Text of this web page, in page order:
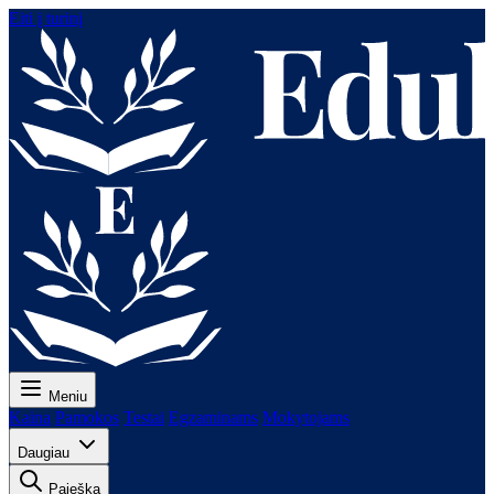
Eiti į turinį
Meniu
Kaina Pamokos Testai Egzaminams Mokytojams
Daugiau
Paieška